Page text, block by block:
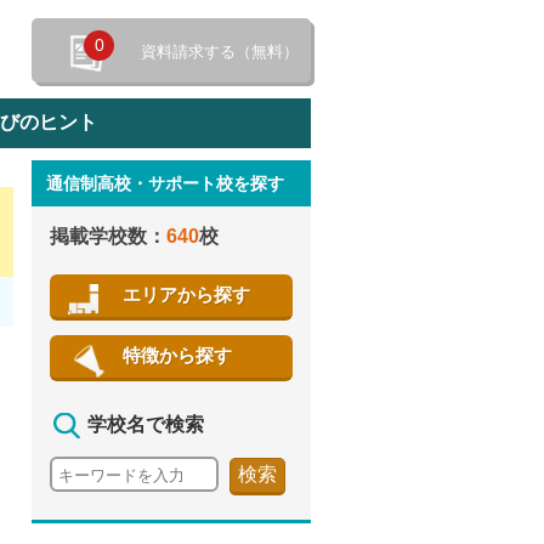
0 資料請求する（無料）
のヒント
通信制高校・サポート校を探す
掲載学校数： 640校
エリアから探す
特徴から探す
学校名で検索